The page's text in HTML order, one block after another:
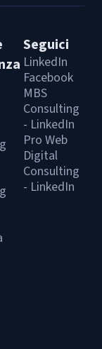
Seguici
LinkedIn
Facebook
MBS
Consulting
- LinkedIn
Pro Web
Digital
Consulting
- LinkedIn